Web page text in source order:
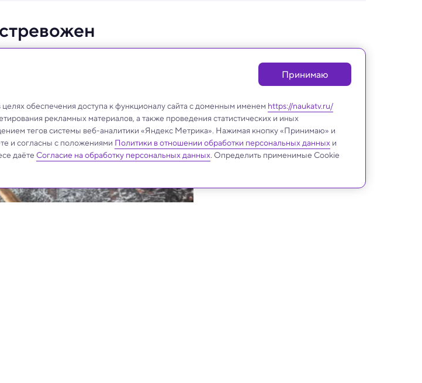
мамонтов
это? Принимаю
обеспечения доступа к функционалу сайта с доменным именем https://naukatv.ru/
рекламных материалов, а также проведения статистических и иных
тегов системы веб-аналитики «Яндекс Метрика». Нажимая кнопку «Принимаю» и
и согласны с положениями Политики в отношении обработки персональных данных и
даёте Согласие на обработку персональных данных. Определить применимые Cookie